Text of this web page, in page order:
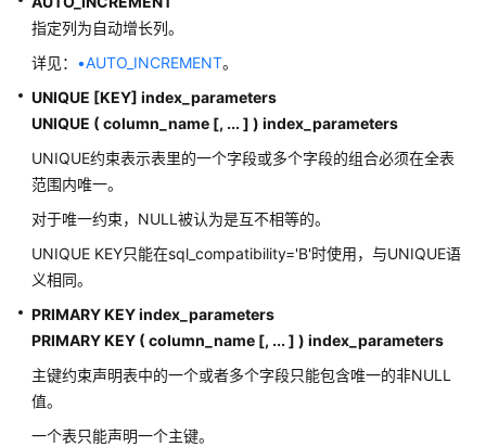
LABEL
DROP
ROLE
DROP
LEVEL
SECURITY
RULE
指定列为自动增长列。
详见： •AUTO_INCREMENT。
UNIQUE [KEY] index_parameters
UNIQUE ( column_name [, ... ] ) index_parameters
UNIQUE约束表示表里的一个字段或多个字段的组合必须在全表
范围内唯一。
对于唯一约束，NULL被认为是互不相等的。
UNIQUE KEY只能在sql_compatibility='B'时使用，与UNIQUE语
义相同。
PRIMARY KEY index_parameters
PRIMARY KEY ( column_name [, ... ] ) index_parameters
主键约束声明表中的一个或者多个字段只能包含唯一的非NULL
值。
一个表只能声明一个主键。